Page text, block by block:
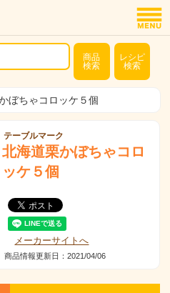
商品
検索
レシピ
検索
ぼちゃコロッケ５個
テーブルマーク
北海道栗かぼちゃコロ
ッケ５個
メーカーサイトへ
商品情報更新日：2021/04/06